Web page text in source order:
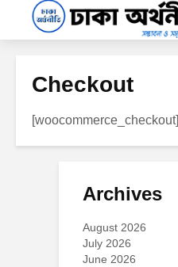
Checkout
[woocommerce_checkout]
Archives
August 2026
July 2026
June 2026